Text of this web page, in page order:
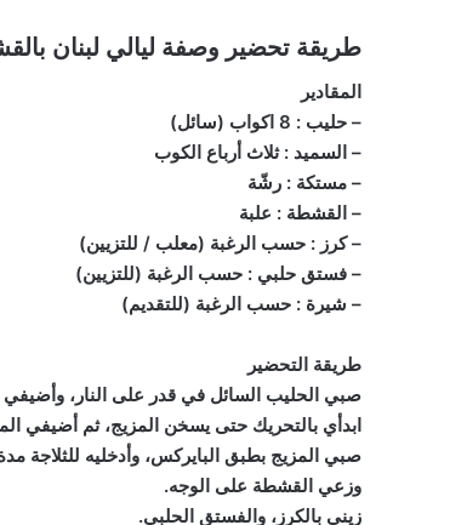
طريقة تحضير وصفة ليالي لبنان
المقادير
– حليب : 8 اكواب (سائل)
– السميد : ثلاث أرباع الكوب
– مستكة : رشّة
– القشطة : علبة
– كرز : حسب الرغبة (معلب / للتزيين)
– فستق حلبي : حسب الرغبة (للتزيين)
– شيرة : حسب الرغبة (للتقديم)
طريقة التحضير
صبي الحليب السائل في قدر على النار، وأضيفي
ابدأي بالتحريك حتى يسخن المزيج، ثم أضيفي
صبي المزيج بطبق البايركس، وأدخليه للثلاجة مدة 4
وزعي القشطة على الوجه.
زيني بالكرز، والفستق الحلبي.